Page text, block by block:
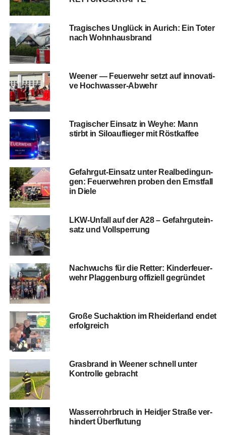
Tra­gi­sches Unglück in Aurich: Ein Toter
nach Wohnhausbrand
Wee­ner — Feu­er­wehr setzt auf inno­va­ti­
ve Hochwasser-Abwehr
Tra­gi­scher Ein­satz in Wey­he: Mann
stirbt in Silo­auf­lie­ger mit Röstkaffee
Gefahr­gut-Ein­satz unter Real­be­din­gun­
gen: Feu­er­weh­ren pro­ben den Ernst­fall
in Diele
LKW-Unfall auf der A28 – Gefahr­gut­ein­
satz und Vollsperrung
Nach­wuchs für die Ret­ter: Kin­der­feu­er­
wehr Plag­gen­burg offi­zi­ell gegründet
Gro­ße Such­ak­ti­on im Rhei­der­land endet
erfolgreich
Gras­brand in Wee­ner schnell unter
Kon­trol­le gebracht
Was­ser­rohr­bruch in Heid­jer Stra­ße ver­
hin­dert Überflutung